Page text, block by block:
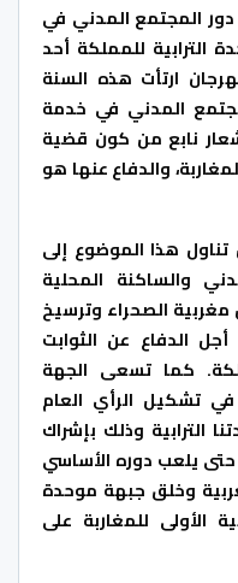
دور المجتمع المدني في
الترابية للمملكة أحد
ارتأت هذه السنة
المدني في خدمة
شعار نابع من كون قضية
والدفاع عنها هو
هذا الموضوع إلى
والساكنة المحلية
مغربية الصحراء وترسيخ
الدفاع عن الثوابت
كما تسعى الجهة
تشكيل الرأي العام
الترابية وذلك بإشراك
يلعب دوره الأساسي
وخلق جبهة موحدة
الأولى للمغاربة على